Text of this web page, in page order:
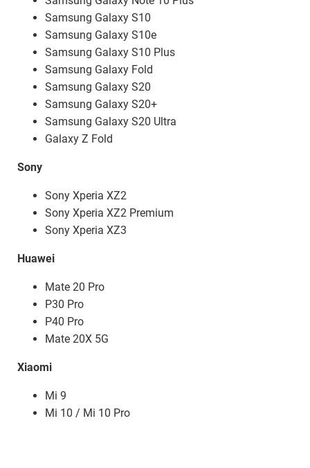
Samsung Galaxy S10
Samsung Galaxy S10e
Samsung Galaxy S10 Plus
Samsung Galaxy Fold
Samsung Galaxy S20
Samsung Galaxy S20+
Samsung Galaxy S20 Ultra
Galaxy Z Fold
Sony
Sony Xperia XZ2
Sony Xperia XZ2 Premium
Sony Xperia XZ3
Huawei
Mate 20 Pro
P30 Pro
P40 Pro
Mate 20X 5G
Xiaomi
Mi 9
Mi 10 / Mi 10 Pro